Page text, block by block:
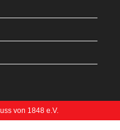
von 1848 e.V.